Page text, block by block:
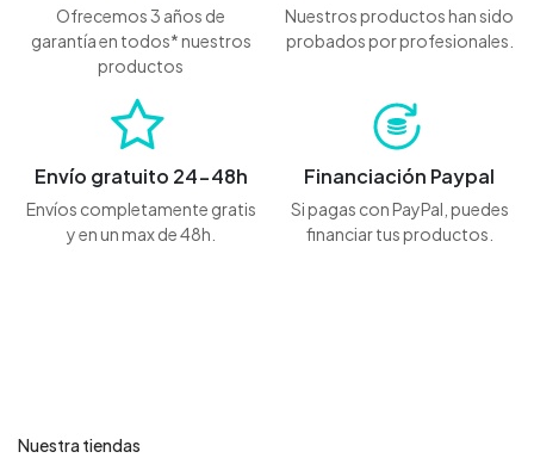
Ofrecemos 3 años de
garantía en todos* nuestros
productos
Nuestros productos han sido
probados por profesionales.
Envío gratuito 24-48h
Envíos completamente gratis
y en un max de 48h.
Financiación Paypal
Si pagas con PayPal, puedes
financiar tus productos.
Nuestra tiendas